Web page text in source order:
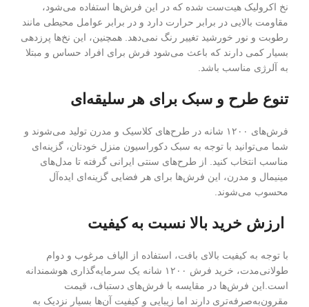
نخ اکرولیک هیت‌ست شده که در این فرش‌ها استفاده می‌شود،
مقاومت بالایی در برابر حرارت دارد و در برابر عوامل محیطی مانند
رطوبت و نور خورشید تغییر رنگ نمی‌دهد. همچنین، این نخ‌ها پرزدهی
بسیار کمی دارند که باعث می‌شود فرش برای افراد حساس و مبتلا
به آلرژی مناسب باشد.
تنوع طرح و سبک برای هر سلیقه‌ای
فرش‌های ۱۲۰۰ شانه در طرح‌های کلاسیک و مدرن تولید می‌شوند و
شما می‌توانید با توجه به سبک دکوراسیون منزل خودتان، گزینه‌ای
مناسب انتخاب کنید. از طرح‌های سنتی ایرانی گرفته تا مدل‌های
مینیمال و مدرن، این فرش‌ها برای هر فضایی گزینه‌ای ایده‌آل
محسوب می‌شوند.
ارزش خرید بالا نسبت به کیفیت
با توجه به کیفیت بالای بافت، استفاده از الیاف مرغوب و دوام
طولانی‌مدت، خرید فرش ۱۲۰۰ شانه یک سرمایه‌گذاری هوشمندانه
است.این فرش‌ها در مقایسه با فرش‌های دستباف، قیمت
مقرون‌به‌صرفه‌تری دارند اما زیبایی و کیفیت آن‌ها بسیار نزدیک به